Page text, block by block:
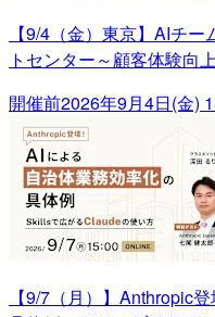
【9/4（金）東京】AIチ
トセンター～顧客体験向
開催前2026年9月4日(金)
【9/7（月）】Anthropic